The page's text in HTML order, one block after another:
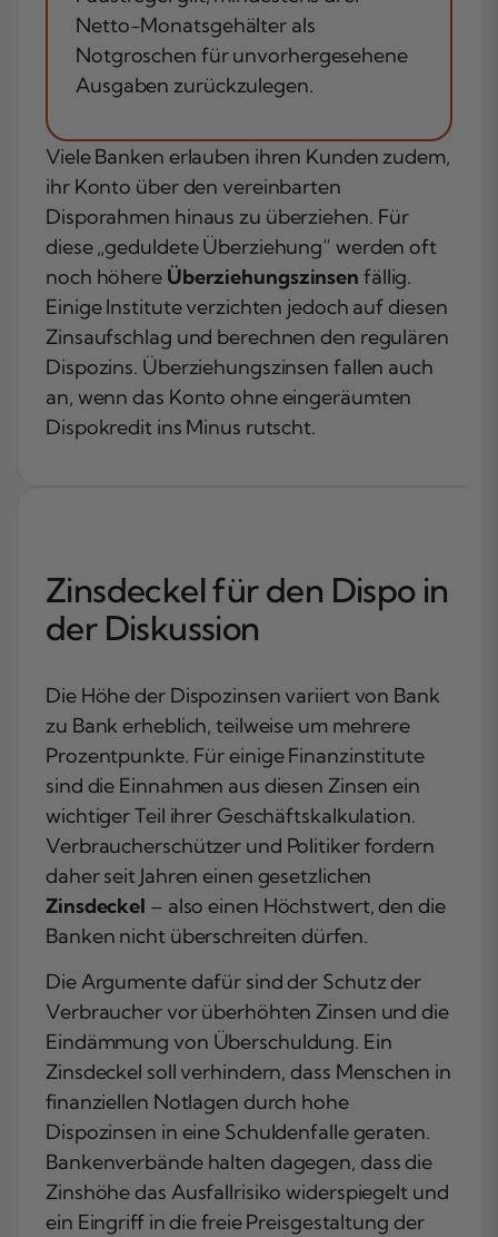
Netto-Monatsgehälter als
Notgroschen für unvorhergesehene
Ausgaben zurückzulegen.
Viele Banken erlauben ihren Kunden zudem,
ihr Konto über den vereinbarten
Disporahmen hinaus zu überziehen. Für
diese „geduldete Überziehung“ werden oft
noch höhere Überziehungszinsen fällig.
Einige Institute verzichten jedoch auf diesen
Zinsaufschlag und berechnen den regulären
Dispozins. Überziehungszinsen fallen auch
an, wenn das Konto ohne eingeräumten
Dispokredit ins Minus rutscht.
Zinsdeckel für den Dispo in
der Diskussion
Die Höhe der Dispozinsen variiert von Bank
zu Bank erheblich, teilweise um mehrere
Prozentpunkte. Für einige Finanzinstitute
sind die Einnahmen aus diesen Zinsen ein
wichtiger Teil ihrer Geschäftskalkulation.
Verbraucherschützer und Politiker fordern
daher seit Jahren einen gesetzlichen
Zinsdeckel – also einen Höchstwert, den die
Banken nicht überschreiten dürfen.
Die Argumente dafür sind der Schutz der
Verbraucher vor überhöhten Zinsen und die
Eindämmung von Überschuldung. Ein
Zinsdeckel soll verhindern, dass Menschen in
finanziellen Notlagen durch hohe
Dispozinsen in eine Schuldenfalle geraten.
Bankenverbände halten dagegen, dass die
Zinshöhe das Ausfallrisiko widerspiegelt und
ein Eingriff in die freie Preisgestaltung der